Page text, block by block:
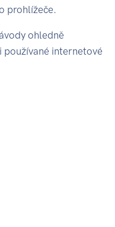
prohlížeče.
ohledně
používané internetové